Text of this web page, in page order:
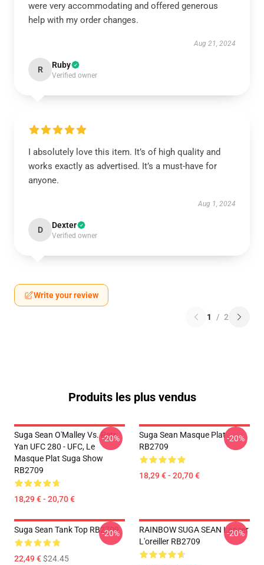
were very accommodating and offered generous
help with my order changes.
Aug 21, 2024
R Ruby
Verified owner
I absolutely love this item. It’s of high quality and
works exactly as advertised. It’s a must-have for
anyone.
Aug 1, 2024
D Dexter
Verified owner
Write your review
1 / 2
Produits les plus vendus
Suga Sean O'Malley Vs. Petr
Yan UFC 280 - UFC, Le
Masque Plat Suga Show
RB2709
18,29 € - 20,70 €
-20%
Suga Sean Masque Plat
RB2709
18,29 € - 20,70 €
-20%
Suga Sean Tank Top RB2709
22,49 €$24.45
-20%
RAINBOW SUGA SEAN Lancer
L'oreiller RB2709
-20%